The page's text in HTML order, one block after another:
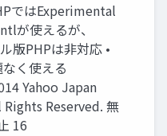
ではExperimental
が使えるが、
版PHPは非対応 •
く使える
Yahoo Japan
Reserved. 無
16